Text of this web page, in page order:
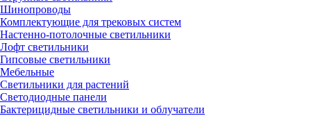
Шинопроводы
Комплектующие для трековых систем
Настенно-потолочные светильники
Лофт светильники
Гипсовые светильники
Мебельные
Светильники для растений
Светодиодные панели
Бактерицидные светильники и облучатели